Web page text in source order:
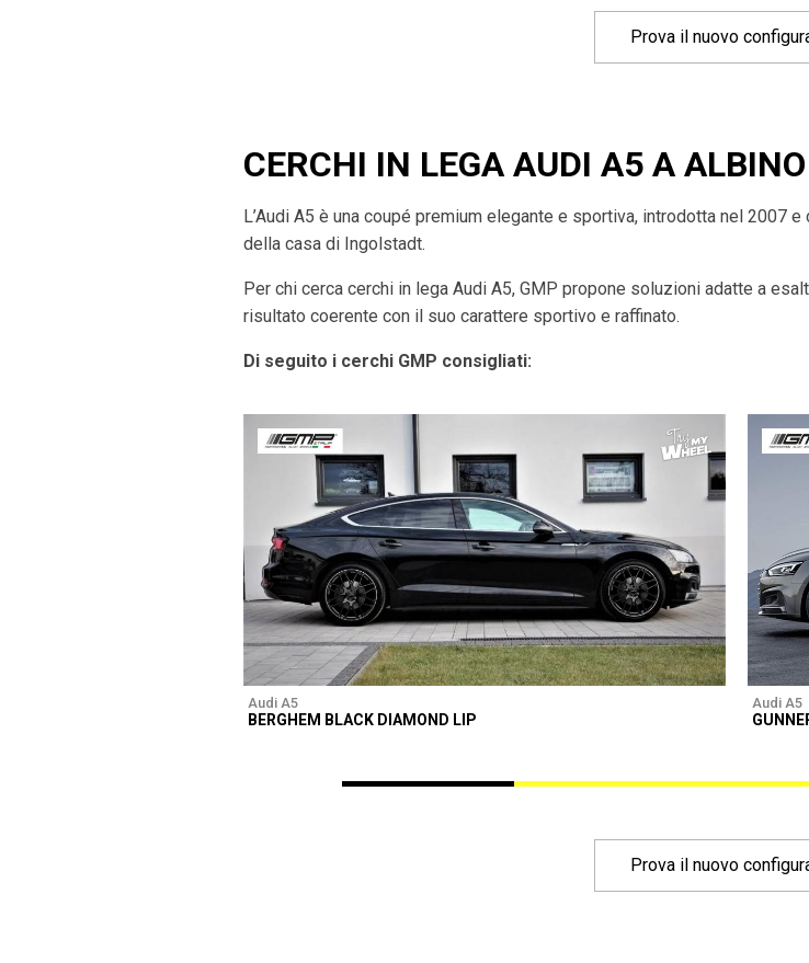
Prova il nuovo
CERCHI IN LEGA AUDI A5 A ALBINO
L’Audi A5 è una coupé premium elegante e sportiva, introdotta nel 2007
della casa di Ingolstadt.
Per chi cerca cerchi in lega Audi A5, GMP propone soluzioni adatte a
risultato coerente con il suo carattere sportivo e raffinato.
Di seguito i cerchi GMP consigliati:
Audi A5
BERGHEM BLACK DIAMOND LIP
Audi A5
Prova il nuovo